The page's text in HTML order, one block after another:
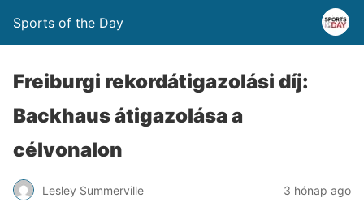
Sports of the Day
Freiburgi rekordátigazolási díj:
Backhaus átigazolása a
célvonalon
Lesley Summerville 3 hónap ago